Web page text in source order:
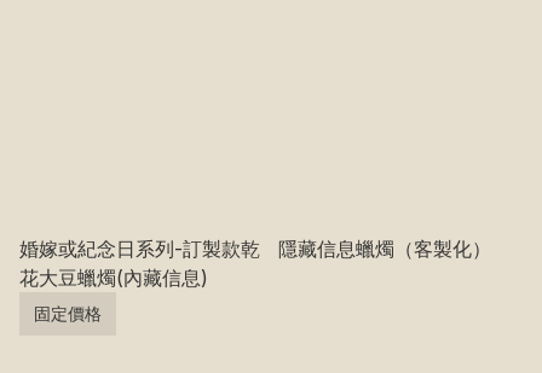
婚嫁或紀念日系列-訂製款乾
花大豆蠟燭(內藏信息)
固定價格
隱藏信息蠟燭（客製化）